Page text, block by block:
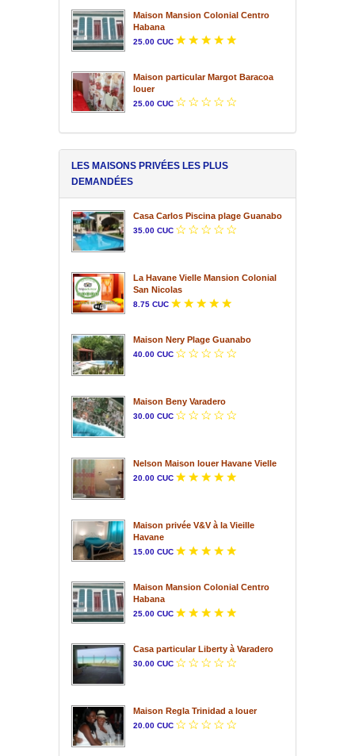
Maison Mansion Colonial Centro
Habana
25.00 CUC
Maison particular Margot Baracoa
louer
25.00 CUC
LES MAISONS PRIVÉES LES PLUS
DEMANDÉES
Casa Carlos Piscina plage Guanabo
35.00 CUC
La Havane Vielle Mansion Colonial
San Nicolas
8.75 CUC
Maison Nery Plage Guanabo
40.00 CUC
Maison Beny Varadero
30.00 CUC
Nelson Maison louer Havane Vielle
20.00 CUC
Maison privée V&V à la Vieille
Havane
15.00 CUC
Maison Mansion Colonial Centro
Habana
25.00 CUC
Casa particular Liberty à Varadero
30.00 CUC
Maison Regla Trinidad a louer
20.00 CUC